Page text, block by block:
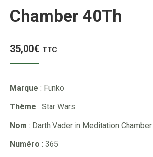
Chamber 40Th
35,00€ TTC
Marque : Funko
Thème : Star Wars
Nom : Darth Vader in Meditation Chamber
Numéro : 365